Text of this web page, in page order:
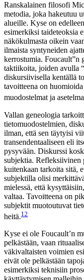
Ranskalainen filosofi
metodia, joka hakeutuu
alueille. Kyse on
esimerkiksi taideteoksia
näkökulmasta oikein
ilmaista syntyneiden
kerrostumia. Foucault”n
taktiikoita, joiden avulla
diskursiivisella kentällä
tavoitteena on
muodostelmat ja
Vallan geneologia
tietomuodostelmien,
ilman, että sen täytyisi
transendentaaliseen eli
pysyvään. Diskurssi
subjektia. Refleksiivinen
kuitenkaan tarkoita sitä,
subjektilla olisi
mielessä, että
valtaa. Tavoitteena on
subjektit muotoutuvat
heitä.12
Kyse ei ole Foucault’n
pelkästään, vaan
väkivaltaisten voimien
eivät ole pelkästään
esimerkiksi teknisiin